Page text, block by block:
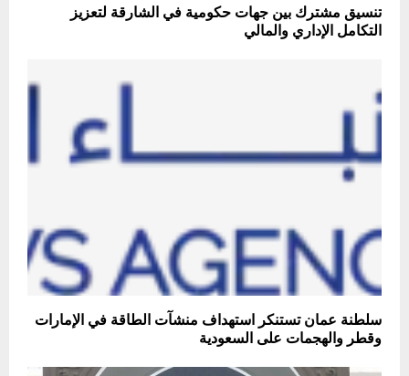
تنسيق مشترك بين جهات حكومية في الشارقة لتعزيز
التكامل الإداري والمالي
سلطنة عمان تستنكر استهداف منشآت الطاقة في الإمارات
وقطر والهجمات على السعودية